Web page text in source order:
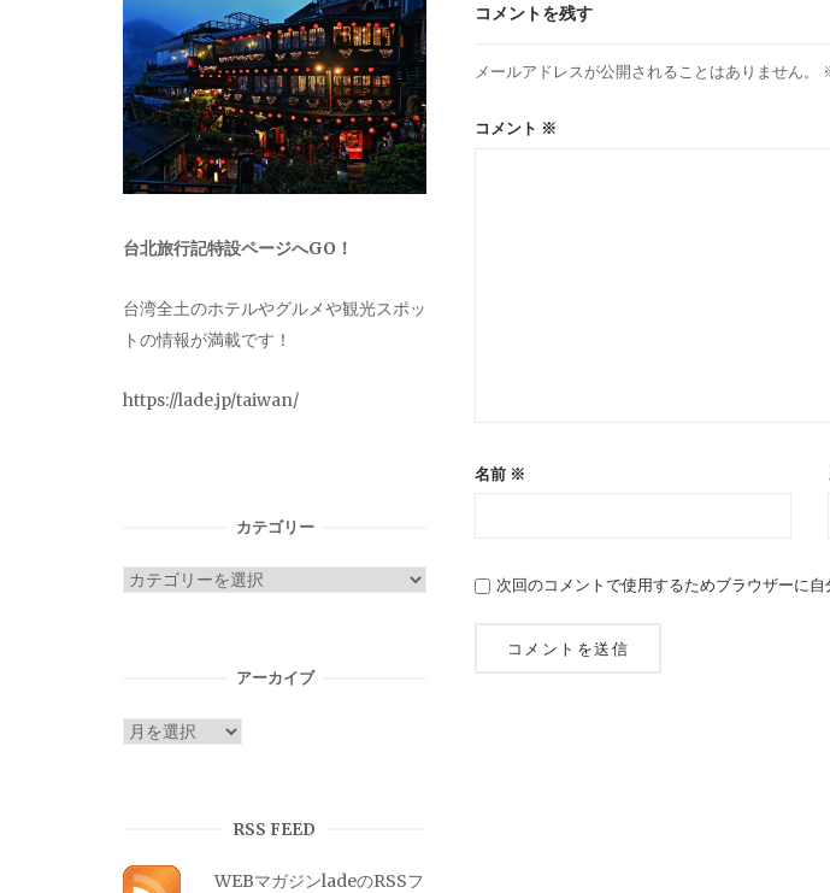
ン
コメントを残す
メールアドレスが公開されることはありません。
コメント ※
名前 ※
次回のコメントで使用するためブラウザーに
台北旅行記特設ページへGO！
台湾全土のホテルやグルメや観光スポッ
トの情報が満載です！
https://lade.jp/taiwan/
カテゴリー
カ
アーカイブ
ア
RSS FEED
WEBマガジンladeのRSSフ